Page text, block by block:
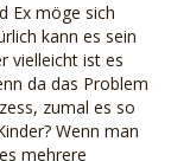
Ex möge sich
kann es sein
vielleicht ist es
da das Problem
zumal es so
Wenn man
mehrere